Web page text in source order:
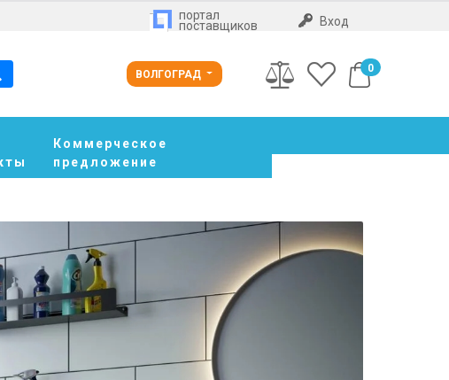
портал
поставщиков Вход
ВОЛГОГРАД 0
Коммерческое
предложение